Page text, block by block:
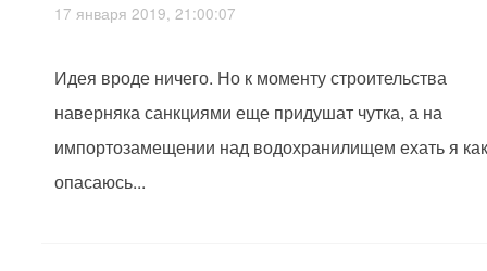
17 января 2019, 21:00:07
Идея вроде ничего. Но к моменту строительства
наверняка санкциями еще придушат чутка, а на
импортозамещении над водохранилищем ехать я
опасаюсь...